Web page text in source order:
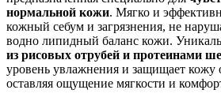
нормальной кожи. Мягко и
кожный себум и загрязнения, не
водно липидный баланс кожи.
из рисовых отрубей и протеинами
уровень увлажнения и защищает кожу
оставляя ощущение мягкости и